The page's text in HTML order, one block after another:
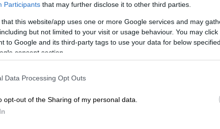
Participants that may further disclose it to other third parties.
that this website/app uses one or more Google services and may
but not limited to your visit or usage behaviour. You may
to Google and its third-party tags to use your data for below
consent section.
Data Processing Opt Outs
opt-out of the Sharing of my personal data.